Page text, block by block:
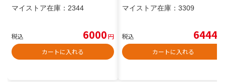
マイストア在庫： 2344
税込 6000円
カートに入れる
マイストア在庫： 3309
税込 6444
カートに入れる